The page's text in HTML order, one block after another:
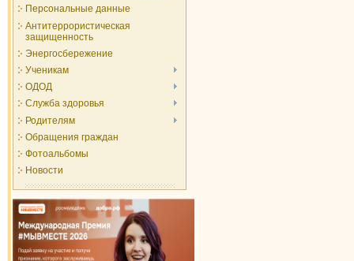
Персональные данные
Антитеррористическая
защищенность
Энергосбережение
Ученикам
ОДОД
Служба здоровья
Родителям
Обращения граждан
Фотоальбомы
Новости